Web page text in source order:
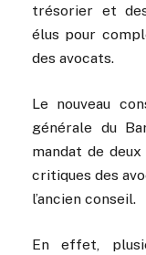
trésorier et
élus pour
des avocats.
Le nouveau
générale du
mandat de
critiques des
l’ancien conseil.
En effet,